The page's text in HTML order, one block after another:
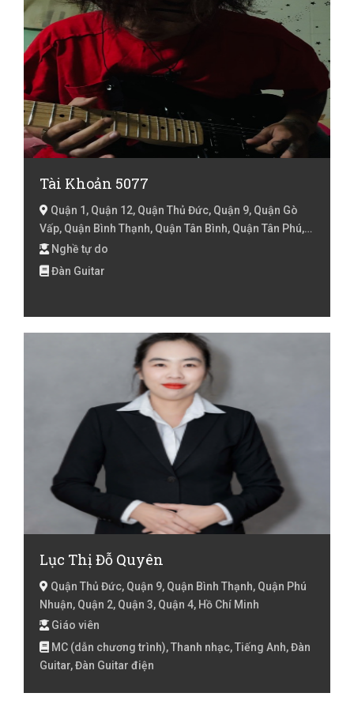
Tài Khoản 5077
Quận 1, Quận 12, Quận Thủ Đức, Quận 9, Quận Gò
Vấp, Quận Bình Thạnh, Quận Tân Bình, Quận Tân Phú,
Quận Phú Nhuận, Quận 2, Quận 3, Quận 10, Quận 11,
Quận 4, Quận 5, Quận 6, Quận 8, Quận Bình Tân, Quận
Nghề tự do
Đàn Guitar
Lục Thị Đỗ Quyên
Quận Thủ Đức, Quận 9, Quận Bình Thạnh, Quận Phú
Nhuận, Quận 2, Quận 3, Quận 4, Hồ Chí Minh
Giáo viên
MC (dẫn chương trình), Thanh nhạc, Tiếng Anh, Đàn
Guitar, Đàn Guitar điện